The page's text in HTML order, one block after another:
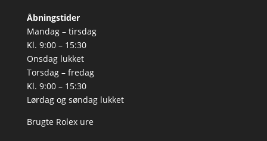
Åbningstider
Mandag – tirsdag
Kl. 9:00 – 15:30
Onsdag lukket
Torsdag – fredag
Kl. 9:00 – 15:30
Lørdag og søndag lukket
Brugte Rolex ure